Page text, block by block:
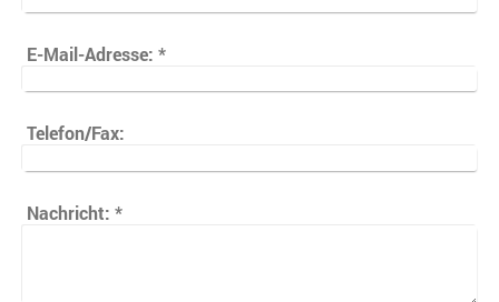
E-Mail-Adresse: *
Telefon/Fax:
Nachricht: *